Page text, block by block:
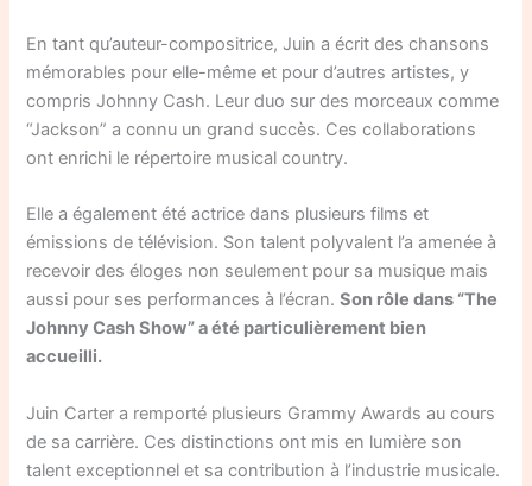
En tant qu’auteur-compositrice, Juin a écrit des chansons
mémorables pour elle-même et pour d’autres artistes, y
compris Johnny Cash. Leur duo sur des morceaux comme
“Jackson” a connu un grand succès. Ces collaborations
ont enrichi le répertoire musical country.
Elle a également été actrice dans plusieurs films et
émissions de télévision. Son talent polyvalent l’a amenée à
recevoir des éloges non seulement pour sa musique mais
aussi pour ses performances à l’écran.Son rôle dans “The
Johnny Cash Show” a été particulièrement bien
accueilli.
Juin Carter a remporté plusieurs Grammy Awards au cours
de sa carrière. Ces distinctions ont mis en lumière son
talent exceptionnel et sa contribution à l’industrie musicale.